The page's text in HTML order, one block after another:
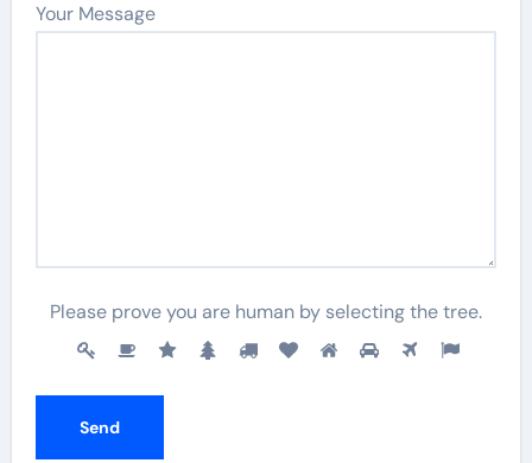
Your Message
Please prove you are human by selecting thetree.